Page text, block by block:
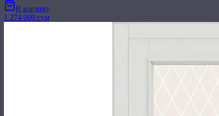
В корзину
1 274 000 сум